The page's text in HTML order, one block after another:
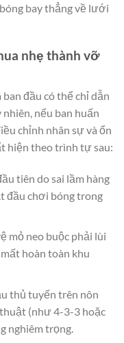
bay thẳng về lưới
nhẹ thành vỡ
đầu có thể chỉ dẫn
nếu ban huấn
chỉnh nhân sự và ổn
hiện theo trình tự sau:
tiên do sai lầm hàng
đầu chơi bóng trong
mỏ neo buộc phải lùi
hoàn toàn khu
thủ tuyến trên nôn
(như 4-3-3 hoặc
nghiêm trọng.